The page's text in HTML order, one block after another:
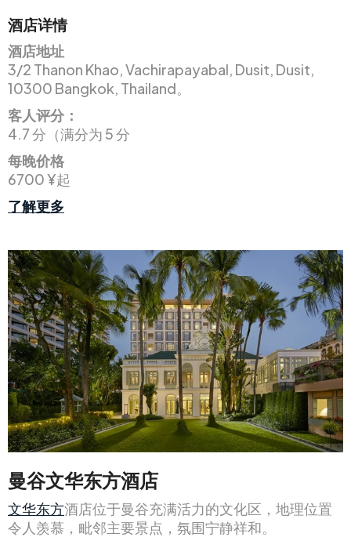
酒店详情
酒店地址
3/2 Thanon Khao, Vachirapayabal, Dusit, Dusit,
10300 Bangkok, Thailand。
客人评分：
4.7 分（满分为 5 分
每晚价格
6700 ¥起
了解更多
曼谷文华东方酒店
文华东方酒店位于曼谷充满活力的文化区，地理位置
令人羡慕，毗邻主要景点，氛围宁静祥和。